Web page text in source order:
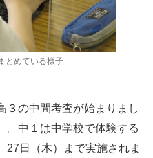
とめている様子
３の中間考査が始まりまし
。中１は中学校で体験する
27日（木）まで実施されま